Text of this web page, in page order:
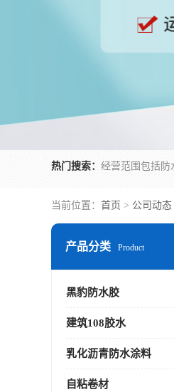
热门搜索：
当前位置： 首页 > 公司动态
产品分类 Product
黑豹防水胶
建筑108胶水
乳化沥青防水涂料
自粘卷材